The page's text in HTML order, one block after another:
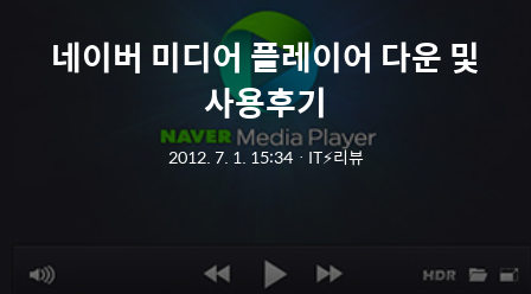
네이버 미디어 플레이어 다운 및
사용후기
2012. 7. 1. 15:34ㆍ IT⚡리뷰